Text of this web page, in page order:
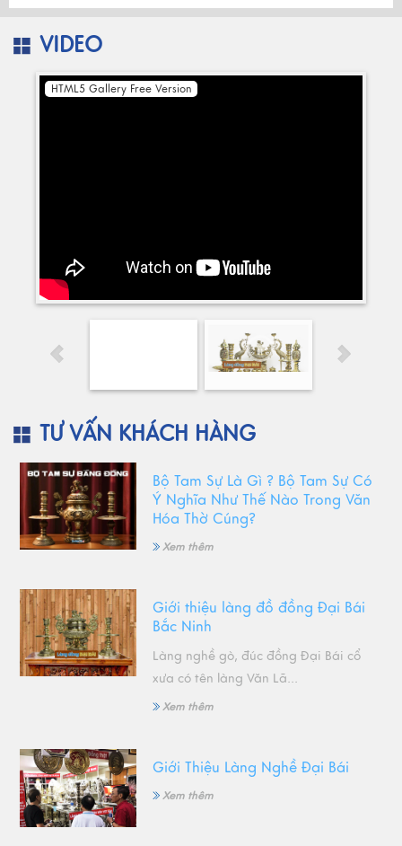
VIDEO
HTML5 Gallery Free Version
TƯ VẤN KHÁCH HÀNG
Bộ Tam Sự Là Gì ? Bộ Tam Sự Có
Ý Nghĩa Như Thế Nào Trong Văn
Hóa Thờ Cúng?
Xem thêm
Giới thiệu làng đồ đồng Đại Bái
Bắc Ninh
Làng nghề gò, đúc đồng Đại Bái cổ
xưa có tên làng Văn Lã...
Xem thêm
Giới Thiệu Làng Nghề Đại Bái
Xem thêm